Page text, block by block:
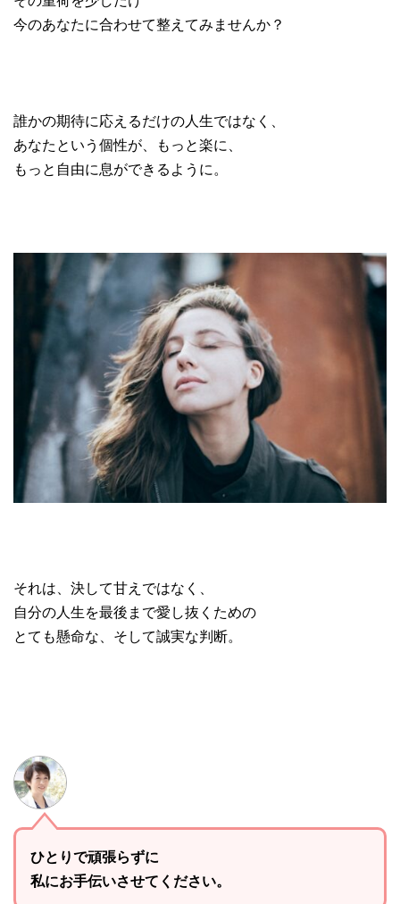
今のあなたに合わせて整えてみませんか？
誰かの期待に応えるだけの人生ではなく、
あなたという個性が、もっと楽に、
もっと自由に息ができるように。
それは、決して甘えではなく、
自分の人生を最後まで愛し抜くための
とても懸命な、そして誠実な判断。
ひとりで頑張らずに
私にお手伝いさせてください。